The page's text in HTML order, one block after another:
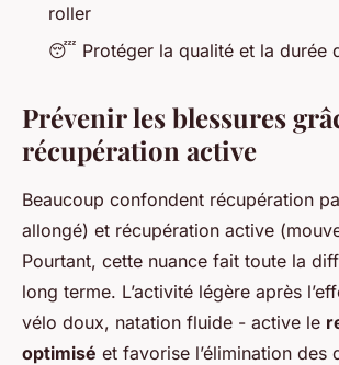
roller
😴 Protéger la qualité et la durée
Prévenir les blessures
récupération active
Beaucoup confondent récupération
allongé) et récupération active
Pourtant, cette nuance fait toute la
long terme. L’activité légère après
vélo doux, natation fluide - active le
optimisé et favorise l’élimination des